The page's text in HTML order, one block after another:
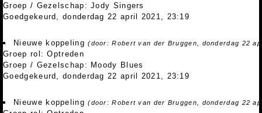
Groep / Gezelschap: Jody Singers
Goedgekeurd, donderdag 22 april 2021, 23:19
Nieuwe koppeling(door: Robert van der Bruggen, donderdag 22
Groep rol: Optreden
Groep / Gezelschap: Moody Blues
Goedgekeurd, donderdag 22 april 2021, 23:19
Nieuwe koppeling(door: Robert van der Bruggen, donderdag 22